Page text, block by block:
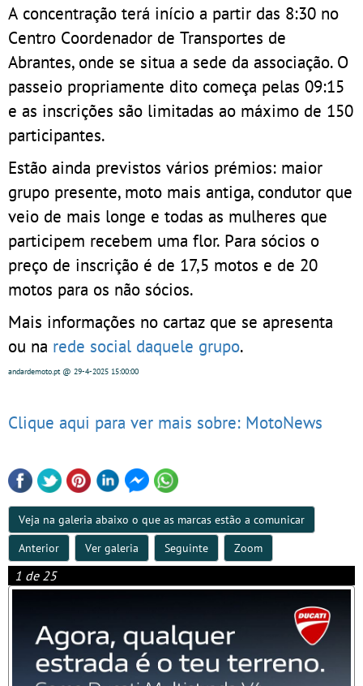
A concentração terá início a partir das 8:30 no
Centro Coordenador de Transportes de
Abrantes, onde se situa a sede da associação. O
passeio propriamente dito começa pelas 09:15
e as inscrições são limitadas ao máximo de 150
participantes.
Estão ainda previstos vários prémios: maior
grupo presente, moto mais antiga, condutor que
veio de mais longe e todas as mulheres que
participem recebem uma flor. Para sócios o
preço de inscrição é de 17,5 motos e de 20
motos para os não sócios.
Mais informações no cartaz que se apresenta
ou na rede social daquele grupo.
andardemoto.pt@ 29-4-2025 15:00:00
Clique aqui para ver mais sobre: MotoNews
Veja na galeria abaixo o que as marcas estão a comunicar
Anterior
Ver galeria Seguinte Zoom
1 de 25